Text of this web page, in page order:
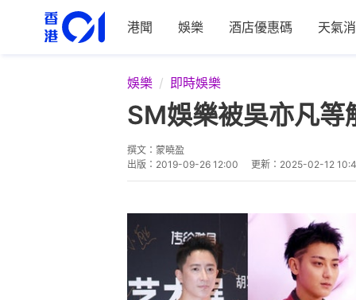
港聞 娛樂 酒店優惠碼 天氣
娛樂 即時娛樂
SM娛樂被吳亦凡
撰文： 蒙曉盈
出版： 2019-09-26 12:00 更新： 2025-02-12